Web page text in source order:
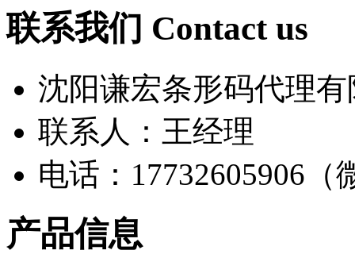
联系我们 Contact us
沈阳谦宏条形码代理
联系人：王经理
电话：17732605906（
产品信息